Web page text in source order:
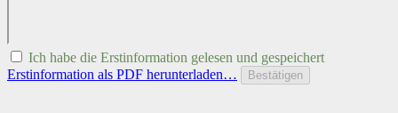
Ich habe die Erstinformation gelesen und gespeichert
Erstinformation als PDF herunterladen…
Bestätigen